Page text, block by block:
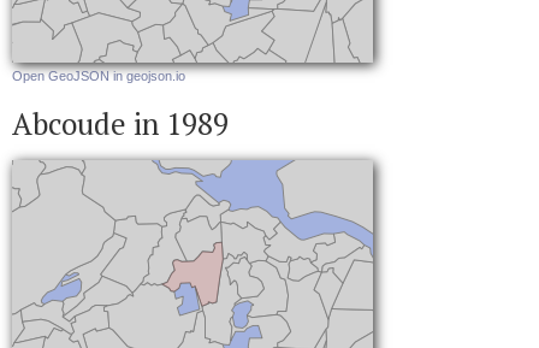
Open GeoJSON in geojson.io
Abcoude in 1989